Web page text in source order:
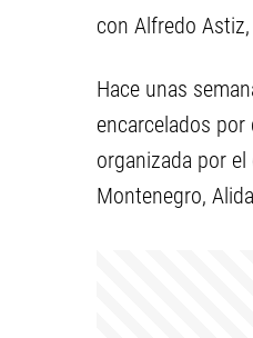
con Alfredo
Hace unas
encarcelados
organizada por
Montenegro,